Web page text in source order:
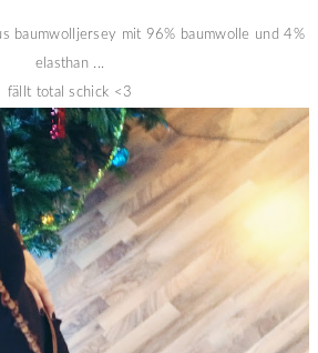
baumwolljersey mit 96% baumwolle und 4%
elasthan ...
fällt total schick <3